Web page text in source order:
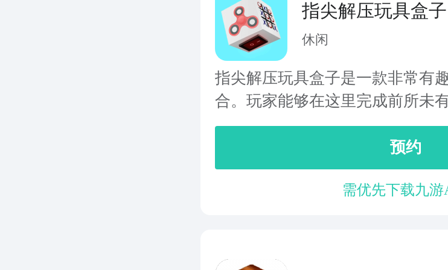
指尖解压玩具盒子
休闲
指尖解压玩具盒子是一款非常有
合。玩家能够在这里完成前所未
预约
需优先下载九游